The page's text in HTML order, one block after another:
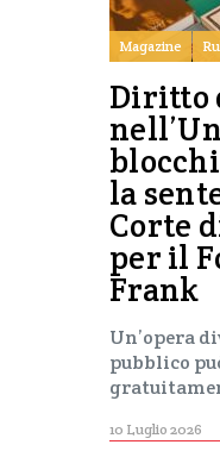
Magazine
Diritto
la
Corte
per il
Frank
Un’opera
pubblico
10 Luglio 2026